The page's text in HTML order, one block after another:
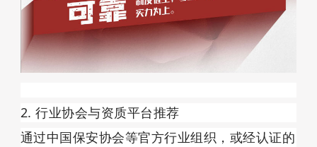
2. 行业协会与资质平台推荐
通过中国保安协会等官方行业组织，或经认证的